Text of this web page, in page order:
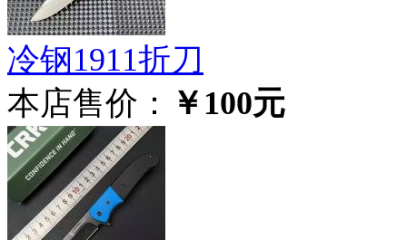
冷钢1911折刀
本店售价： ￥100元